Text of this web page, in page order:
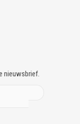
nieuwsbrief.